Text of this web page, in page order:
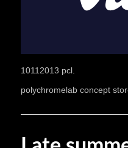
10112013 pcl.
polychromelab concept